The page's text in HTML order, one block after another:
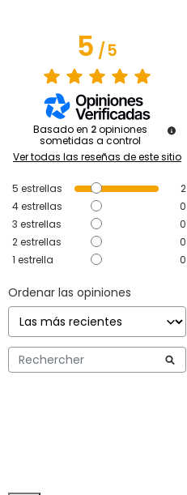
5/5
Basado en 2 opiniones
sometidas a control
Ver todas las reseñas de este sitio
5 estrellas
2
4estrellas
0
3 estrellas
0
2estrellas
0
1 estrella 0
Ordenar las opiniones